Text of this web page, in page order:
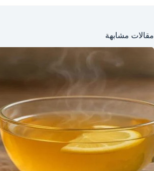
مقالات مشابهة